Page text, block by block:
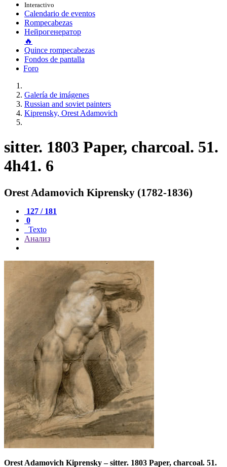
Interactivo
Calendario de eventos
Rompecabezas
Нейрогенератор
🔥
Quince rompecabezas
Fondos de pantalla
Foro
Galería de imágenes
Russian and soviet painters
Kiprensky, Orest Adamovich
sitter. 1803 Paper, charcoal. 51.
4h41. 6
Orest Adamovich Kiprensky (1782-1836)
127 / 181
0
Texto
Анализ
Orest Adamovich Kiprensky–sitter. 1803 Paper, charcoal. 51.